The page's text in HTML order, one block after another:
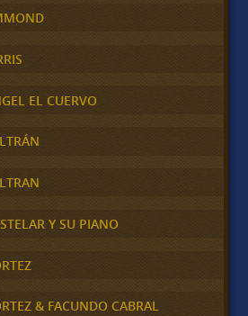
EL CUERVO
Y SU PIANO
& FACUNDO CABRAL